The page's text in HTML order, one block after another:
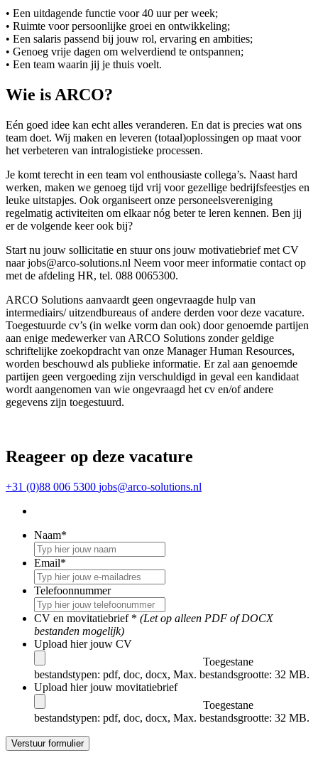
• Een uitdagende functie voor 40 uur per week;
• Ruimte voor persoonlijke groei en ontwikkeling;
• Een salaris passend bij jouw rol, ervaring en ambities;
• Genoeg vrije dagen om welverdiend te ontspannen;
• Een team waarin jij je thuis voelt.
Wie is ARCO?
Eén goed idee kan echt alles veranderen. En dat is precies wat ons
team doet. Wij maken en leveren (totaal)oplossingen op maat voor
het verbeteren van intralogistieke processen.
Je komt terecht in een team vol enthousiaste collega’s. Naast hard
werken, maken we genoeg tijd vrij voor gezellige bedrijfsfeestjes en
leuke uitstapjes. Ook organiseert onze personeelsvereniging
regelmatig activiteiten om elkaar nóg beter te leren kennen. Ben jij
er de volgende keer ook bij?
Start nu jouw sollicitatie en stuur ons jouw motivatiebrief met CV
naar jobs@arco-solutions.nl Neem voor meer informatie contact op
met de afdeling HR, tel. 088 0065300.
ARCO Solutions aanvaardt geen ongevraagde hulp van
intermediairs/ uitzendbureaus of andere derden voor deze vacature.
Toegestuurde cv’s (in welke vorm dan ook) door genoemde partijen
aan enige medewerker van ARCO Solutions zonder geldige
schriftelijke zoekopdracht van onze Manager Human Resources,
worden beschouwd als publieke informatie. Er zal aan genoemde
partijen geen vergoeding zijn verschuldigd in geval een kandidaat
wordt aangenomen van wie ongevraagd het cv en/of andere
gegevens zijn toegestuurd.
Reageer op deze vacature
+31 (0)88 006 5300 jobs@arco-solutions.nl
Naam*
Email*
Telefoonnummer
CV en movitatiebrief * (Let op alleen PDF of DOCX
bestanden mogelijk)
Upload hier jouw CV
Toegestane
bestandstypen: pdf, doc, docx, Max. bestandsgrootte: 32 MB.
Upload hier jouw movitatiebrief
Toegestane
bestandstypen: pdf, doc, docx, Max. bestandsgrootte: 32 MB.
Verstuur formulier